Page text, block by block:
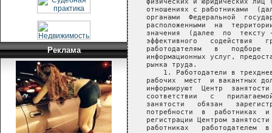
Реклама